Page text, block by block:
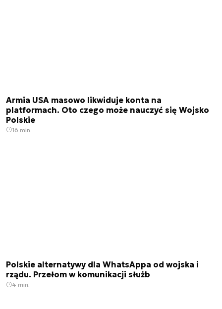
Armia USA masowo likwiduje konta na
platformach. Oto czego może nauczyć się Wojsko
Polskie
16 min.
Polskie alternatywy dla WhatsAppa od wojska i
rządu. Przełom w komunikacji służb
4 min.